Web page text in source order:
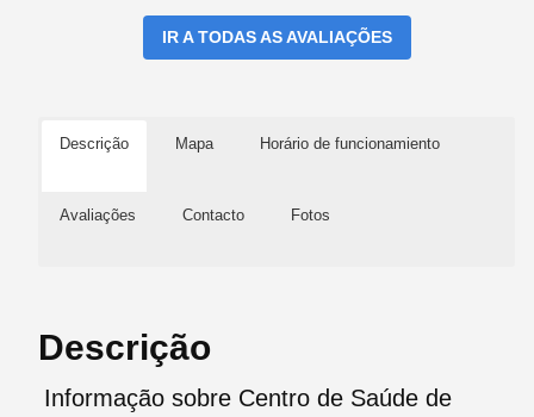
IR A TODAS AS AVALIAÇÕES
Descrição Mapa Horário de funcionamiento
Avaliações Contacto Fotos
Descrição
Informação sobre Centro de Saúde de